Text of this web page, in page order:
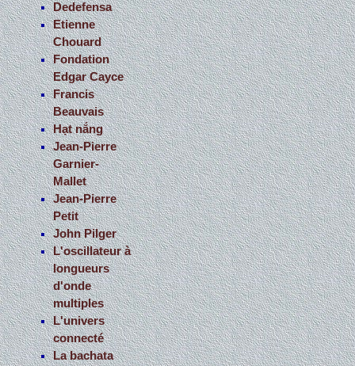
Dedefensa
Etienne
Chouard
Fondation
Edgar Cayce
Francis
Beauvais
Hạt nắng
Jean-Pierre
Garnier-
Mallet
Jean-Pierre
Petit
John Pilger
L'oscillateur à
longueurs
d'onde
multiples
L'univers
connecté
La bachata